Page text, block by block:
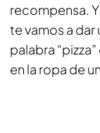
recompensa.
te vamos a dar
palabra
en la ropa de